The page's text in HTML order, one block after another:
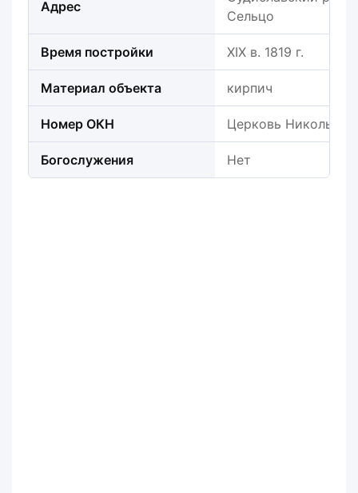
Адрес
Сельцо
Время постройки XIX в. 1819 г.
Материал объекта кирпич
Номер ОКН Церковь Николы.
Богослужения Нет